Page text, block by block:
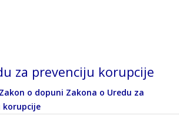
za prevenciju korupcije
o dopuni Zakona o Uredu za
korupcije